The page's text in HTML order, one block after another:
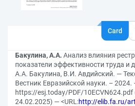
Card
Бакулина, А.А. Анализ влияния
показатели эффективности труда и
А.А. Бакулина, В.И. Авдийский. —
Вестник Евразийской науки. –
https://esj.today/PDF/
24.02.2025) — <URL:http://elib.fa.ru/